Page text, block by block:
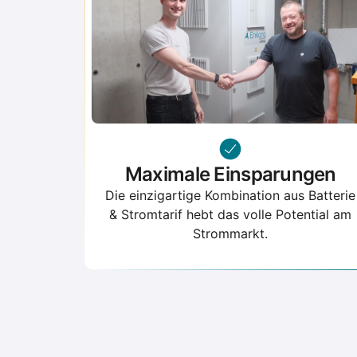
Maximale Einsparungen
Die einzigartige Kombination aus Batterie
& Stromtarif hebt das volle Potential am
Strommarkt.